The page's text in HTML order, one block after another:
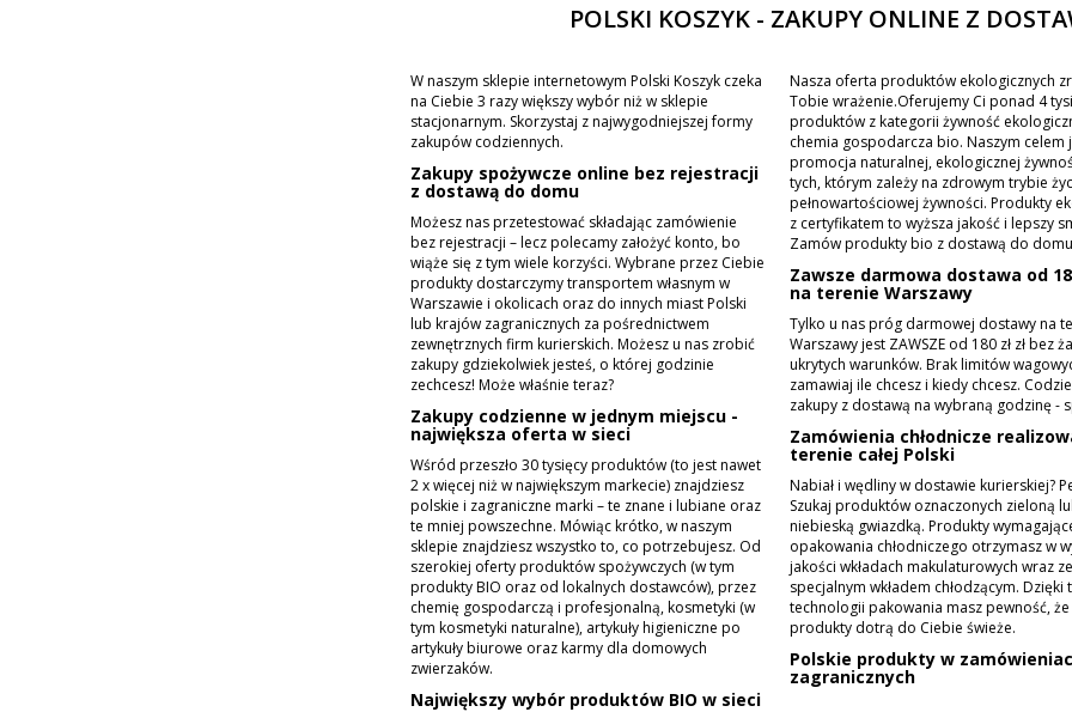
POLSKI KOSZYK - ZAKUPY ONLINE Z
W naszym sklepie internetowym Polski Koszyk czeka
na Ciebie 3 razy większy wybór niż w sklepie
stacjonarnym. Skorzystaj z najwygodniejszej formy
zakupów codziennych.
Zakupy spożywcze online bez rejestracji
z dostawą do domu
Możesz nas przetestować składając zamówienie
bez rejestracji – lecz polecamy założyć konto, bo
wiąże się z tym wiele korzyści. Wybrane przez Ciebie
produkty dostarczymy transportem własnym w
Warszawie i okolicach oraz do innych miast Polski
lub krajów zagranicznych za pośrednictwem
zewnętrznych firm kurierskich. Możesz u nas zrobić
zakupy gdziekolwiek jesteś, o której godzinie
zechcesz! Może właśnie teraz?
Zakupy codzienne w jednym miejscu -
największa oferta w sieci
Wśród przeszło 30 tysięcy produktów (to jest nawet
2 x więcej niż w największym markecie) znajdziesz
polskie i zagraniczne marki – te znane i lubiane oraz
te mniej powszechne. Mówiąc krótko, w naszym
sklepie znajdziesz wszystko to, co potrzebujesz. Od
szerokiej oferty produktów spożywczych (w tym
produkty BIO oraz od lokalnych dostawców), przez
chemię gospodarczą i profesjonalną, kosmetyki (w
tym kosmetyki naturalne), artykuły higieniczne po
artykuły biurowe oraz karmy dla domowych
zwierzaków.
Największy wybór produktów BIO w sieci
Nasza oferta produktów ekologicznych
Tobie wrażenie.Oferujemy Ci ponad 4
produktów z kategorii żywność
chemia gospodarcza bio. Naszym celem
promocja naturalnej, ekologicznej
tych, którym zależy na zdrowym trybie
pełnowartościowej żywności. Produkty
z certyfikatem to wyższa jakość i lepszy
Zamów produkty bio z dostawą do
Zawsze darmowa dostawa od
na terenie Warszawy
Tylko u nas próg darmowej dostawy na
Warszawy jest ZAWSZE od 180 zł zł bez
ukrytych warunków. Brak limitów
zamawiaj ile chcesz i kiedy chcesz.
zakupy z dostawą na wybraną godzinę -
Zamówienia chłodnicze
terenie całej Polski
Nabiał i wędliny w dostawie kurierskiej?
Szukaj produktów oznaczonych zieloną
niebieską gwiazdką. Produkty
opakowania chłodniczego otrzymasz w
jakości wkładach makulaturowych wraz ze
specjalnym wkładem chłodzącym. Dzięki
technologii pakowania masz pewność,
produkty dotrą do Ciebie świeże.
Polskie produkty w
zagranicznych